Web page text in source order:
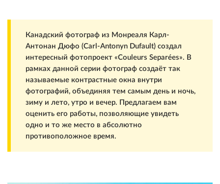
Канадский фотограф из Монреаля Карл-
Антонан Дюфо (Carl-Antonyn Dufault) создал
интересный фотопроект «Couleurs Separées». В
рамках данной серии фотограф создаёт так
называемые контрастные окна внутри
фотографий, объединяя тем самым день и ночь,
зиму и лето, утро и вечер. Предлагаем вам
оценить его работы, позволяющие увидеть
одно и то же место в абсолютно
противоположное время.